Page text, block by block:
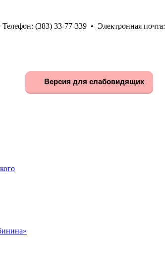
(383) 33-77-339 • Электронная почта:
Версия для слабовидящих